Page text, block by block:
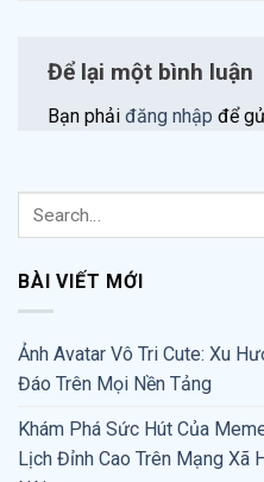
Để lại một bình luận
Bạn phải đăng nhập để
BÀI VIẾT MỚI
Ảnh Avatar Vô Tri Cute: Xu
Đáo Trên Mọi Nền Tảng
Khám Phá Sức Hút Của
Lịch Đỉnh Cao Trên Mạng Xã